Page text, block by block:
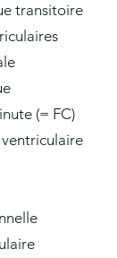
transitoire
(= FC)